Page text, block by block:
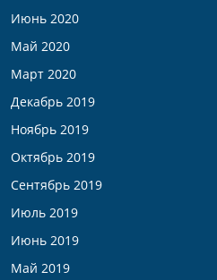
Июнь 2020
Май 2020
Март 2020
Декабрь 2019
Ноябрь 2019
Октябрь 2019
Сентябрь 2019
Июль 2019
Июнь 2019
Май 2019